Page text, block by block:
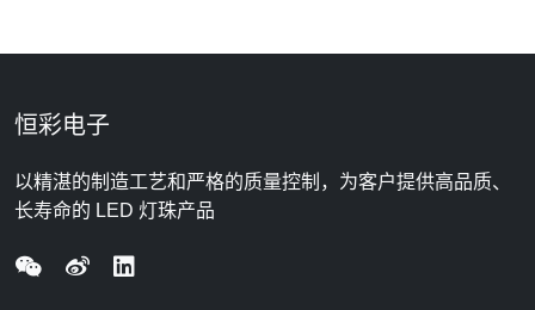
恒彩电子
以精湛的制造工艺和严格的质量控制，为客户提供高品质、
长寿命的 LED 灯珠产品